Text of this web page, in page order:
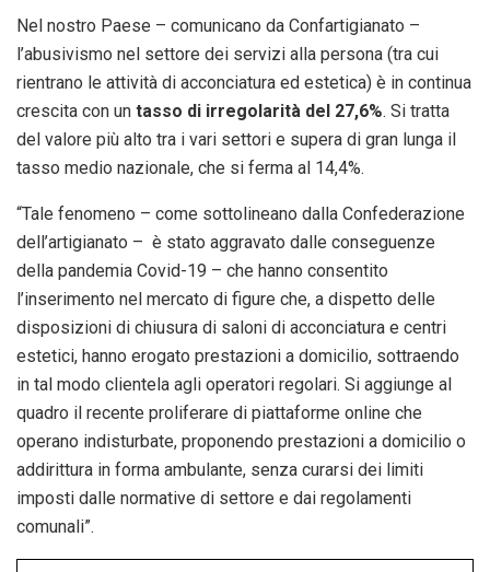
Nel nostro Paese – comunicano da Confartigianato –
l’abusivismo nel settore dei servizi alla persona (tra cui
rientrano le attività di acconciatura ed estetica) è in continua
crescita con un tasso di irregolarità del 27,6%. Si tratta
del valore più alto tra i vari settori e supera di gran lunga il
tasso medio nazionale, che si ferma al 14,4%.
“Tale fenomeno – come sottolineano dalla Confederazione
dell’artigianato – è stato aggravato dalle conseguenze
della pandemia Covid-19 – che hanno consentito
l’inserimento nel mercato di figure che, a dispetto delle
disposizioni di chiusura di saloni di acconciatura e centri
estetici, hanno erogato prestazioni a domicilio, sottraendo
in tal modo clientela agli operatori regolari. Si aggiunge al
quadro il recente proliferare di piattaforme online che
operano indisturbate, proponendo prestazioni a domicilio o
addirittura in forma ambulante, senza curarsi dei limiti
imposti dalle normative di settore e dai regolamenti
comunali”.